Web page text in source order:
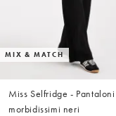
MIX & MATCH
Miss Selfridge - Pantaloni
morbidissimi neri